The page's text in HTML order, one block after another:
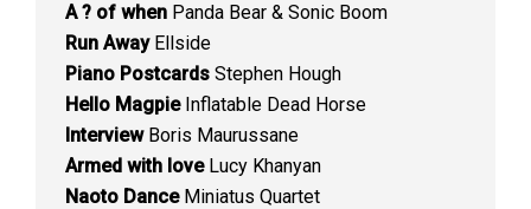
A ? of when Panda Bear & Sonic Boom
Run AwayEllside
Piano Postcards Stephen Hough
Hello MagpieInflatable Dead Horse
InterviewBoris Maurussane
Armed with loveLucy Khanyan
Naoto DanceMiniatus Quartet